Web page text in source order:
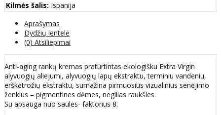
Kilmės šalis: Ispanija
Aprašymas
Dydžių lentelė
(0) Atsiliepimai
Anti-aging rankų kremas praturtintas ekologišku Extra Virgin
alyvuogių aliejumi, alyvuogių lapų ekstraktu, terminiu vandeniu,
erškėtrožių ekstraktu, sumažina pirmuosius vizualinius senėjimo
ženklus – pigmentines dėmes, negilias raukšles.
Su apsauga nuo saulės- faktorius 8.